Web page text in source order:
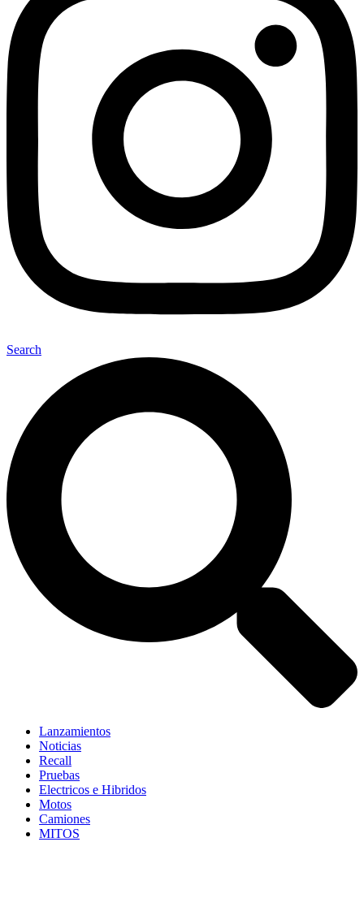
Search
Lanzamientos
Noticias
Recall
Pruebas
Electricos e Hibridos
Motos
Camiones
MITOS